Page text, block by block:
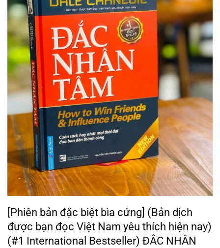
[Phiên bản đặc biệt bìa cứng] (Bản dịch
được bạn đọc Việt Nam yêu thích hiện nay)
(#1 International Bestseller) ĐẮC NHÂN